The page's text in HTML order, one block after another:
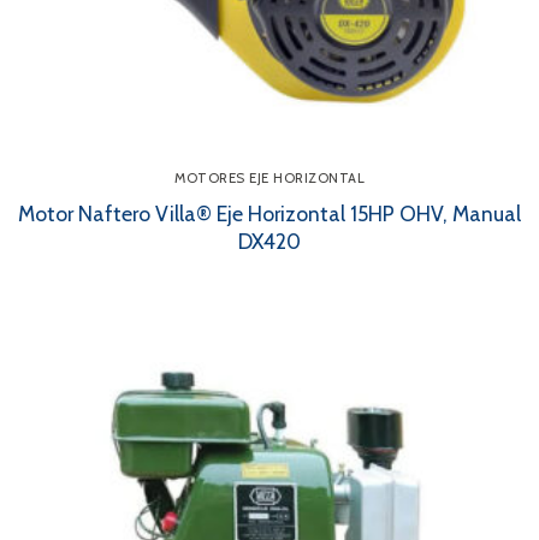
MOTORES EJE HORIZONTAL
Motor Naftero Villa® Eje Horizontal 15HP OHV, Manual
DX420